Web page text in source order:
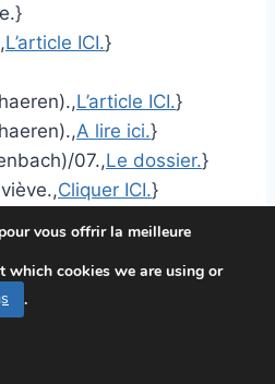
L’article ICI.}
L’article ICI.}
A lire ici.}
07.,Le dossier.}
Cliquer ICI.}
article.}
vers/Memorare.,L’article
article.}
vers/Memorare.,
vous offrir la meilleure
which cookies we are using or
.